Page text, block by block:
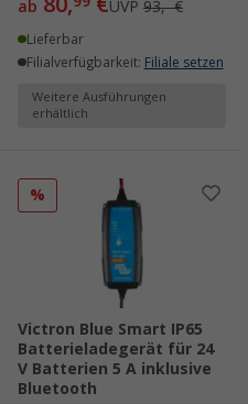
ab UVP 93,- €
Lieferbar
Filialverfügbarkeit: Filiale setzen
Weitere Ausführungen
erhältlich
%
Victron Blue Smart IP65
Batterieladegerät für 24
V Batterien 5 A inklusive
Bluetooth